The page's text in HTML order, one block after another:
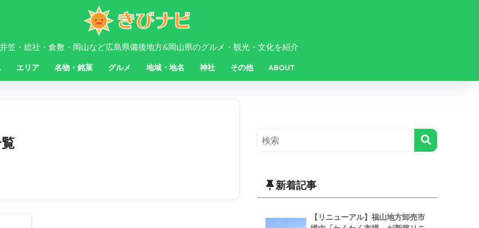
笠・総社・倉敷・岡山など広島県備後地方&岡山県のグルメ・観光・文化を紹介
エリア 名物・銘菓 グルメ 地域・地名 神社 その他 ABOUT
新着記事
【リニューアル】福山地方卸売市